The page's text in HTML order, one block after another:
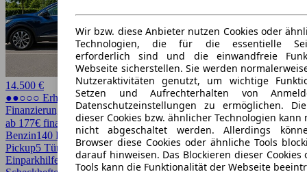
Wir bzw. diese Anbieter nutzen Cookies oder
Technologien, die für die essentielle
erforderlich sind und die einwandfreie
Webseite sicherstellen. Sie werden
Nutzeraktivitäten genutzt, um wichtige
Setzen und Aufrechterhalten von
Datenschutzeinstellungen zu ermöglichen.
dieser Cookies bzw. ähnlicher Technologien kann
nicht abgeschaltet werden. Allerdings
Browser diese Cookies oder ähnliche Tools
darauf hinweisen. Das Blockieren dieser
Tools kann die Funktionalität der Webseite
14.500 €
●●○○○ Erhöhter Preis
Finanzierung möglich
ab 177€ finanzieren ↗
Benzin140 PS (103 kW)94.000 kmEZ 05/2020Schaltgetriebe SUV /
Pickup5 Türen
Einparkhilfe, Einparkhilfe Sensoren vorne, LED,